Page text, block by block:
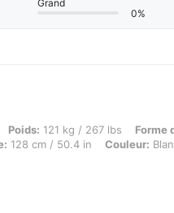
Grand
0%
/ 267 lbs, Forme du corps:
Poids: 121 kg / 267 lbs Forme
128 cm / 50.4 in Couleur: